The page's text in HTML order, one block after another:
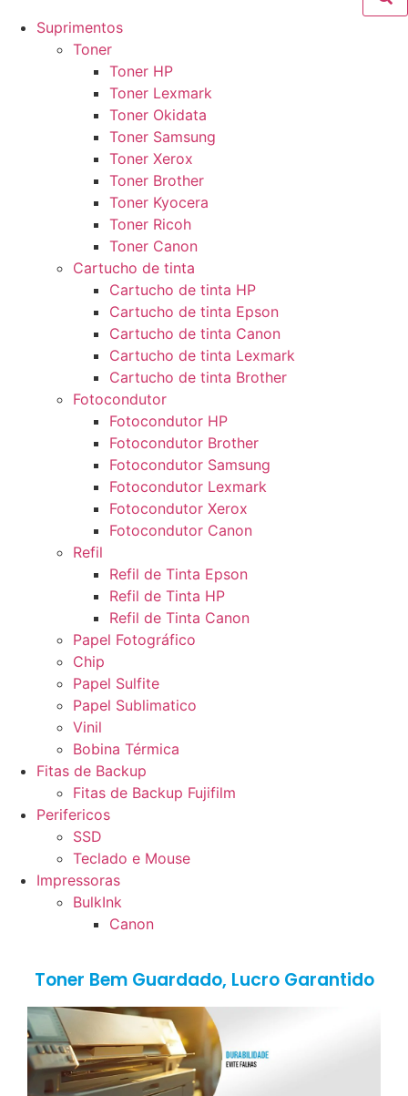
Suprimentos
Toner
Toner HP
Toner Lexmark
Toner Okidata
Toner Samsung
Toner Xerox
Toner Brother
Toner Kyocera
Toner Ricoh
Toner Canon
Cartucho de tinta
Cartucho de tinta HP
Cartucho de tinta Epson
Cartucho de tinta Canon
Cartucho de tinta Lexmark
Cartucho de tinta Brother
Fotocondutor
Fotocondutor HP
Fotocondutor Brother
Fotocondutor Samsung
Fotocondutor Lexmark
Fotocondutor Xerox
Fotocondutor Canon
Refil
Refil de Tinta Epson
Refil de Tinta HP
Refil de Tinta Canon
Papel Fotográfico
Chip
Papel Sulfite
Papel Sublimatico
Vinil
Bobina Térmica
Fitas de Backup
Fitas de Backup Fujifilm
Perifericos
SSD
Teclado e Mouse
Impressoras
BulkInk
Canon
Toner Bem Guardado, Lucro Garantido